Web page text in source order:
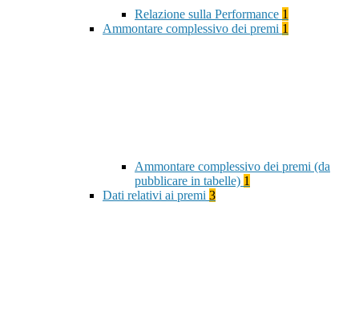
Relazione sulla Performance 1
Ammontare complessivo dei premi 1
Ammontare complessivo dei premi (da
pubblicare in tabelle) 1
Dati relativi ai premi 3